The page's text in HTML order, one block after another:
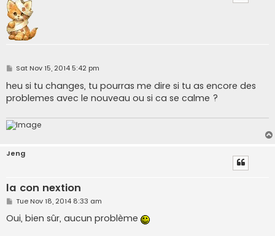
P
s
t
Sat Nov 15, 2014 5:42 pm
heu si tu changes, tu pourras me dire si tu as encore des
problemes avec le nouveau ou si ca se calme ?
Jeng
la con nextion
P
s
t
Tue Nov 18, 2014 8:33 am
Oui, bien sûr, aucun problème